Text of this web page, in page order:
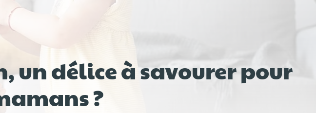
un délice à savourer pour
?